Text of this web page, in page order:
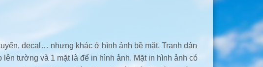
decal… nhưng khác ở hình ảnh bề mặt. Tranh dán
tường và 1 mặt là để in hình ảnh. Mặt in hình ảnh có